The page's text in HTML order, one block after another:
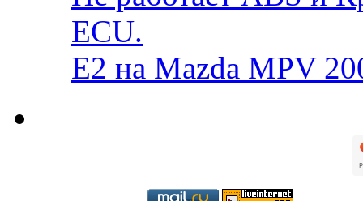
ECU.
E2 на Mazda MPV